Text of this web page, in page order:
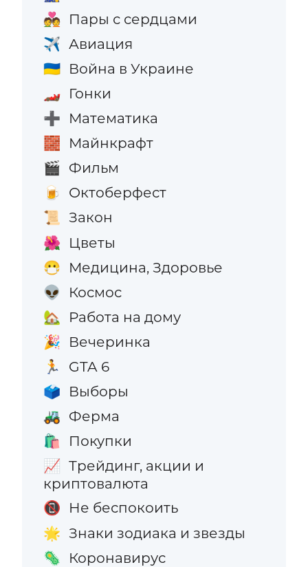
💑 Пары с сердцами
✈️ Авиация
🇺🇦 Война в Украине
🏎️ Гонки
➕ Математика
🧱 Майнкрафт
🎬 Фильм
🍺 Октоберфест
📜 Закон
🌺 Цветы
😷 Медицина, Здоровье
👽 Космос
🏡 Работа на дому
🎉 Вечеринка
🏃 GTA 6
🗳️ Выборы
🚜 Ферма
🛍️ Покупки
📈 Трейдинг, акции и
криптовалюта
📵 Не беспокоить
🌟 Знаки зодиака и звезды
🦠 Коронавирус